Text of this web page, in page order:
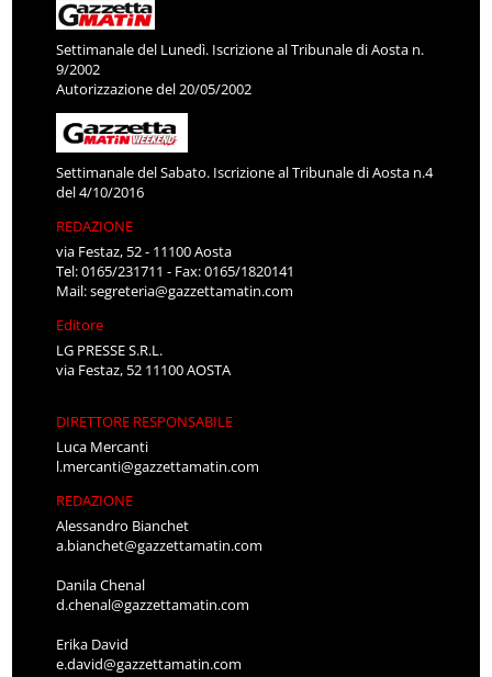
Settimanale del Lunedì. Iscrizione al Tribunale di Aosta n.
9/2002
Autorizzazione del 20/05/2002
Settimanale del Sabato. Iscrizione al Tribunale di Aosta n.4
del 4/10/2016
REDAZIONE
via Festaz, 52 - 11100 Aosta
Tel: 0165/231711 - Fax: 0165/1820141
Mail:segreteria@gazzettamatin.com
Editore
LG PRESSE S.R.L.
via Festaz, 52 11100 AOSTA
DIRETTORE RESPONSABILE
Luca Mercanti
l.mercanti@gazzettamatin.com
REDAZIONE
Alessandro Bianchet
a.bianchet@gazzettamatin.com
Danila Chenal
d.chenal@gazzettamatin.com
Erika David
e.david@gazzettamatin.com